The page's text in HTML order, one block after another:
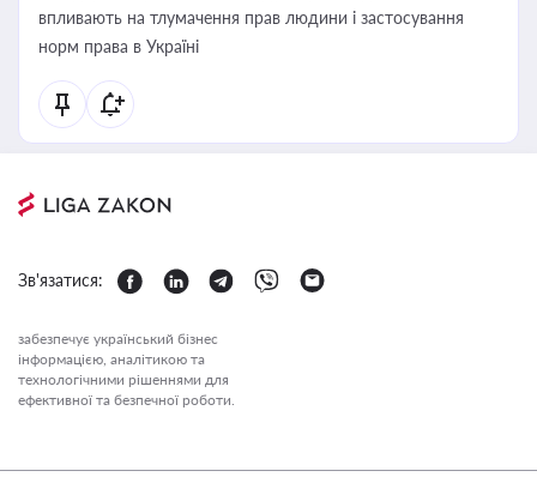
впливають на тлумачення прав людини і застосування
норм права в Україні
Зв'язатися:
забезпечує український бізнес
інформацією, аналітикою та
технологічними рішеннями для
ефективної та безпечної роботи.